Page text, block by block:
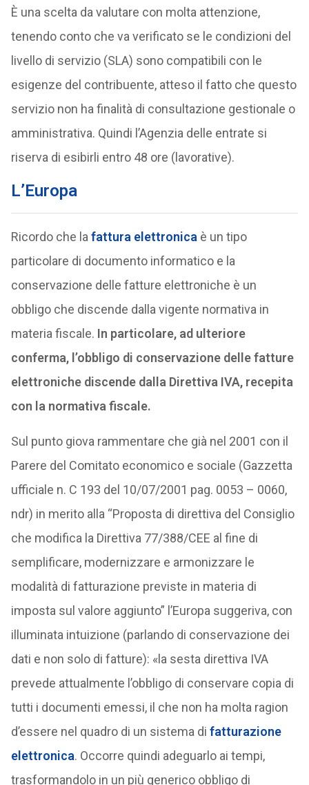
È una scelta da valutare con molta attenzione,
tenendo conto che va verificato se le condizioni del
livello di servizio (SLA) sono compatibili con le
esigenze del contribuente, atteso il fatto che questo
servizio non ha finalità di consultazione gestionale o
amministrativa. Quindi l’Agenzia delle entrate si
riserva di esibirli entro 48 ore (lavorative).
L’Europa
Ricordo che la fattura elettronica è un tipo
particolare di documento informatico e la
conservazione delle fatture elettroniche è un
obbligo che discende dalla vigente normativa in
materia fiscale. In particolare, ad ulteriore
conferma, l’obbligo di conservazione delle fatture
elettroniche discende dalla Direttiva IVA, recepita
con la normativa fiscale.
Sul punto giova rammentare che già nel 2001 con il
Parere del Comitato economico e sociale (Gazzetta
ufficiale n. C 193 del 10/07/2001 pag. 0053 – 0060,
ndr) in merito alla “Proposta di direttiva del Consiglio
che modifica la Direttiva 77/388/CEE al fine di
semplificare, modernizzare e armonizzare le
modalità di fatturazione previste in materia di
imposta sul valore aggiunto” l’Europa suggeriva, con
illuminata intuizione (parlando di conservazione dei
dati e non solo di fatture): «la sesta direttiva IVA
prevede attualmente l’obbligo di conservare copia di
tutti i documenti emessi, il che non ha molta ragion
d’essere nel quadro di un sistema di fatturazione
elettronica. Occorre quindi adeguarlo ai tempi,
trasformandolo in un più generico obbligo di